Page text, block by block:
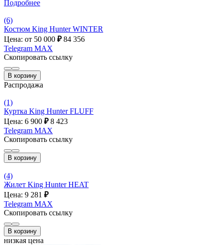
Подробнее
(6)
Костюм King Hunter WINTER
Цена: от 50 000 ₽ 84 356
Telegram MAX
Скопировать ссылку
В корзину
Распродажа
(1)
Куртка King Hunter FLUFF
Цена: 6 900 ₽ 8 423
Telegram MAX
Скопировать ссылку
В корзину
(4)
Жилет King Hunter HEAT
Цена: 9 281 ₽
Telegram MAX
Скопировать ссылку
В корзину
низкая цена